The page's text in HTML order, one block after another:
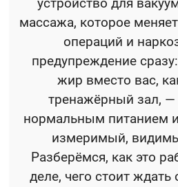
массажа, которое
операций и
предупреждение
жир вместо вас,
тренажёрный зал, —
нормальным питанием
измеримый,
Разберёмся, как это
деле, чего стоит ждать